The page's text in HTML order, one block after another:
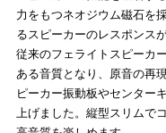
力をもつネオジウム磁石を
るスピーカーのレスポンス
従来のフェライトスピーカ
ある音質となり、原音の再
ピーカー振動板やセンター
上げました。縦型スリムで